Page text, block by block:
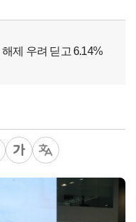
제 우려 딛고 6.14%